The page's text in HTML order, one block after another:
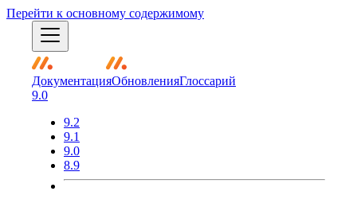
Перейти к основному содержимому
ДокументацияОбновленияГлоссарий
9.0
9.2
9.1
9.0
8.9